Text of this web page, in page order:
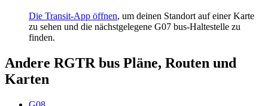
Die Transit-App öffnen, um deinen Standort auf einer Karte
zu sehen und die nächstgelegene G07 bus-Haltestelle zu
finden.
Andere RGTR bus Pläne, Routen und
Karten